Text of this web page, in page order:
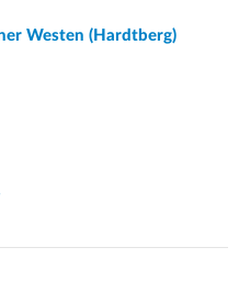
Westen (Hardtberg)